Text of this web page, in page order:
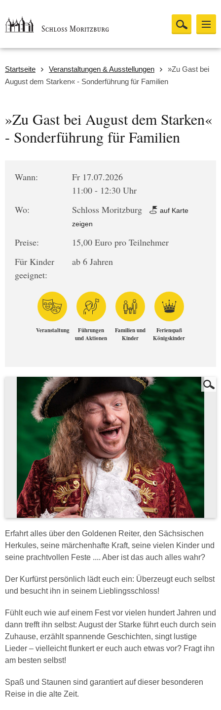
Startseite Veranstaltungen & Ausstellungen
»Zu Gast bei
August dem Starken« - Sonderführung für Familien
»Zu Gast bei August dem Starken«
- Sonderführung für Familien
Wann:
Fr 17.07.2026
11:00 - 12:30 Uhr
Wo:
Schloss Moritzburg
auf Karte
zeigen
Preise:
15,00 Euro pro Teilnehmer
Für Kinder
geeignet:
ab 6 Jahren
Veranstaltung
Führungen
und Aktionen
Familien und
Kinder
Ferienspaß
Königskinder
Erfahrt alles über den Goldenen Reiter, den Sächsischen
Herkules, seine märchenhafte Kraft, seine vielen Kinder und
seine prachtvollen Feste .... Aber ist das auch alles wahr?
Der Kurfürst persönlich lädt euch ein: Überzeugt euch selbst
und besucht ihn in seinem Lieblingsschloss!
Fühlt euch wie auf einem Fest vor vielen hundert Jahren und
dann trefft ihn selbst: August der Starke führt euch durch sein
Zuhause, erzählt spannende Geschichten, singt lustige
Lieder – vielleicht flunkert er euch auch etwas vor? Fragt ihn
am besten selbst!
Spaß und Staunen sind garantiert auf dieser besonderen
Reise in die alte Zeit.